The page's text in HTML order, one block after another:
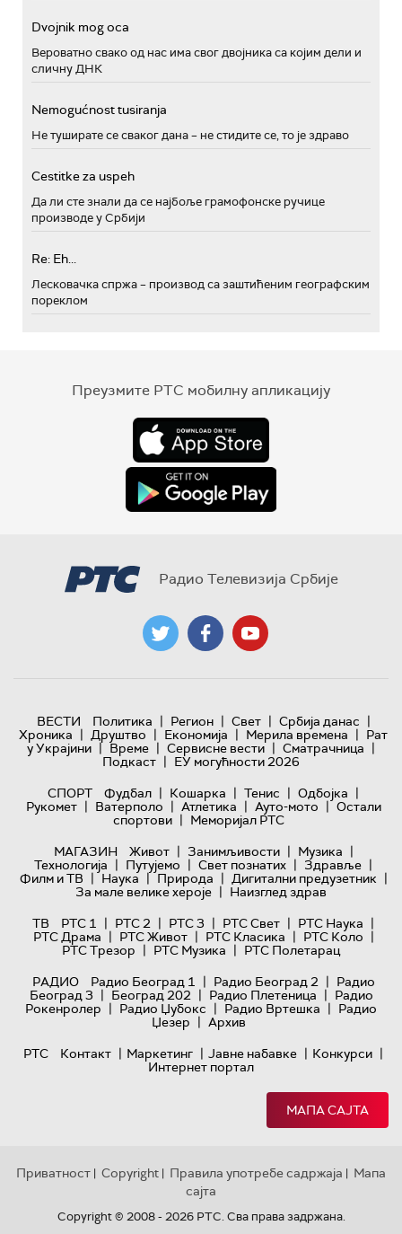
Dvojnik mog oca
Вероватно свако од нас има свог двојника са којим дели и
сличну ДНК
Nemogućnost tusiranja
Не туширате се сваког дана – не стидите се, то је здраво
Cestitke za uspeh
Да ли сте знали да се најбоље грамофонске ручице
производе у Србији
Re: Eh...
Лесковачка спржа – производ са заштићеним географским
пореклом
Преузмите РТС мобилну апликацију
Радио Телевизија Србије
ВЕСТИ Политика | Регион | Свет | Србија данас |
Хроника | Друштво | Економија | Мерила времена | Рат
у Украјини | Време | Сервисне вести | Сматрачница |
Подкаст | ЕУ могућности 2026
СПОРТ
Фудбал | Кошарка | Тенис | Одбојка |
Рукомет | Ватерполо | Атлетика | Ауто-мото | Остали
спортови | Меморијал РТС
МАГАЗИН
Живот | Занимљивости | Музика |
Технологијa | Путујемо | Свет познатих | Здравље |
Филм и ТВ | Наука | Природа | Дигитални предузетник |
За мале велике хероје | Наизглед здрав
ТВ
РТС 1 | РТС 2 | РТС 3 | РТС Свет | РТС Наука |
РТС Драма | РТС Живот | РТС Класика | РТС Коло |
РТС Трезор | РТС Музика | РТС Полетарац
РАДИО
Радио Београд 1 | Радио Београд 2 | Радио
Београд 3 | Београд 202 | Радио Плетеница | Радио
Рокенролер | Радио Џубокс | Радио Вртешка | Радио
Џезер | Архив
РТС
Контакт | Маркетинг | Јавне набавке | Конкурси |
Интернет портал
МАПА САЈТА
Приватност | Copyright | Правила употребе садржаја | Мапа
сајта
Copyright © 2008 - 2026 РТС. Сва права задржана.